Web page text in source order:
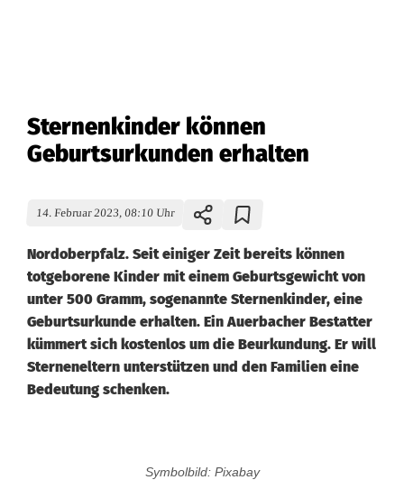
Sternenkinder können
Geburtsurkunden erhalten
14. Februar 2023, 08:10 Uhr
Nordoberpfalz. Seit einiger Zeit bereits können
totgeborene Kinder mit einem Geburtsgewicht von
unter 500 Gramm, sogenannte Sternenkinder, eine
Geburtsurkunde erhalten. Ein Auerbacher Bestatter
kümmert sich kostenlos um die Beurkundung. Er will
Sterneneltern unterstützen und den Familien eine
Bedeutung schenken.
Symbolbild: Pixabay